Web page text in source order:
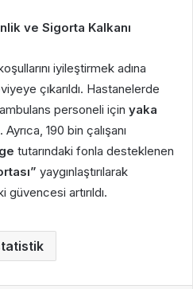
ve Sigorta Kalkanı
iyileştirmek adına
çıkarıldı. Hastanelerde
personeli için yaka
190 bin çalışanı
tutarındaki fonla desteklenen
yaygınlaştırılarak
artırıldı.